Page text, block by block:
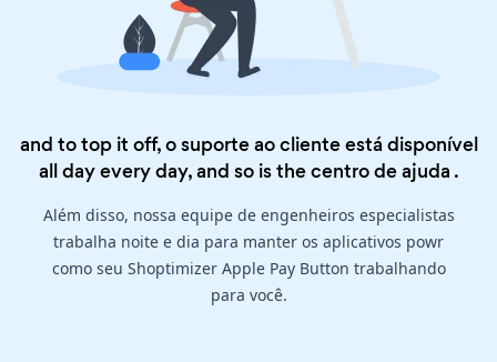
and to top it off, o suporte ao cliente está disponível
all day every day, and so is thecentro de ajuda .
Além disso, nossa equipe de engenheiros especialistas
trabalha noite e dia para manter os aplicativos powr
como seu Shoptimizer Apple Pay Button trabalhando
para você.